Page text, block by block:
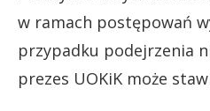
w ramach postępowań
przypadku podejrzenia
prezes UOKiK może